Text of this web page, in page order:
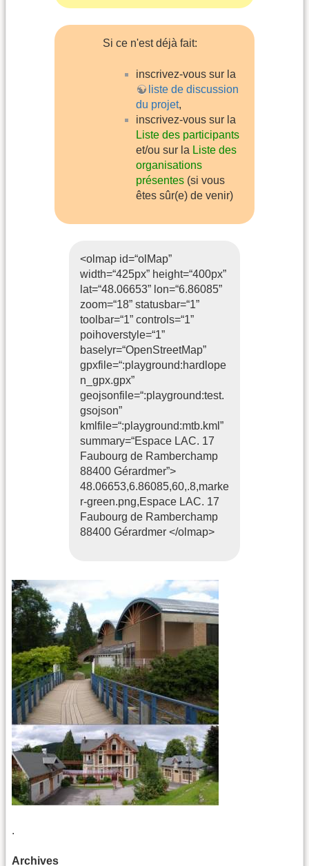
Si ce n'est déjà fait:
inscrivez-vous sur la
liste de discussion
du projet,
inscrivez-vous sur la
Liste des participants
et/ou sur la Liste des
organisations
présentes (si vous
êtes sûr(e) de venir)
<olmap id=“olMap”
width=“425px” height=“400px”
lat=“48.06653” lon=“6.86085”
zoom=“18” statusbar=“1”
toolbar=“1” controls=“1”
poihoverstyle=“1”
baselyr=“OpenStreetMap”
gpxfile=“:playground:hardlope
n_gpx.gpx”
geojsonfile=“:playground:test.
gsojson”
kmlfile=“:playground:mtb.kml”
summary=“Espace LAC. 17
Faubourg de Ramberchamp
88400 Gérardmer”>
48.06653,6.86085,60,.8,marke
r-green.png,Espace LAC. 17
Faubourg de Ramberchamp
88400 Gérardmer </olmap>
.
Archives